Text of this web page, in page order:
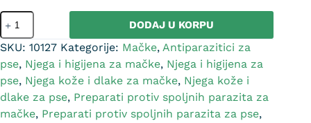
DODAJ U KORPU
SKU: 10127 Kategorije: Mačke, Antiparazitici za
pse, Njega i higijena za mačke, Njega i higijena za
pse, Njega kože i dlake za mačke, Njega kože i
dlake za pse, Preparati protiv spoljnih parazita za
mačke, Preparati protiv spoljnih parazita za pse,